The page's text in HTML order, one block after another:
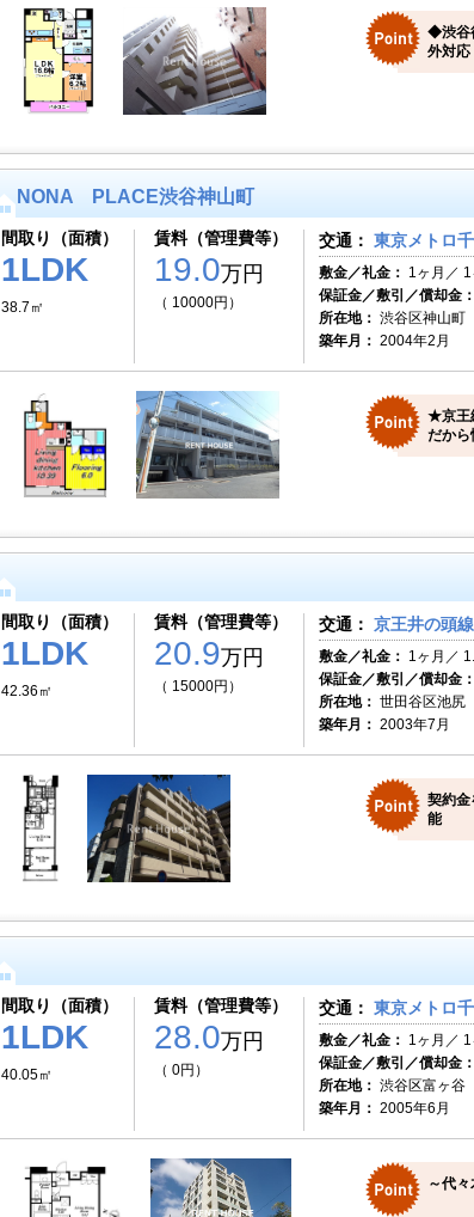
◆渋谷
外対
NONA PLACE渋谷神山町
間取り（面積）
1LDK
38.7㎡
賃料（管理費等）
19.0万円
（ 10000円）
交通： 東京メトロ
敷金／礼金： 1ヶ月／ 1
保証金／敷引／償却金：
所在地： 渋谷区神山町
築年月： 2004年2月
★京王
だから
間取り（面積）
1LDK
42.36㎡
賃料（管理費等）
20.9万円
（ 15000円）
交通： 京王井の頭
敷金／礼金： 1ヶ月／
保証金／敷引／償却金：
所在地： 世田谷区池尻
築年月： 2003年7月
契約
能
間取り（面積）
1LDK
40.05㎡
賃料（管理費等）
28.0万円
（ 0円）
交通： 東京メトロ
敷金／礼金： 1ヶ月／ 1
保証金／敷引／償却金：
所在地： 渋谷区富ヶ谷
築年月： 2005年6月
～代